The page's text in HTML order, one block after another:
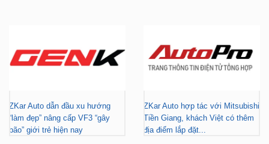
ZKar Auto dẫn đầu xu hướng
“làm đẹp” nâng cấp VF3 “gây
bão” giới trẻ hiện nay
ZKar Auto hợp tác với Mitsubishi
Tiền Giang, khách Việt có thêm
địa điểm lắp đặt...